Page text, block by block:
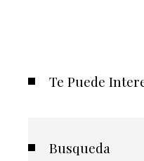
Te Puede
Busqueda